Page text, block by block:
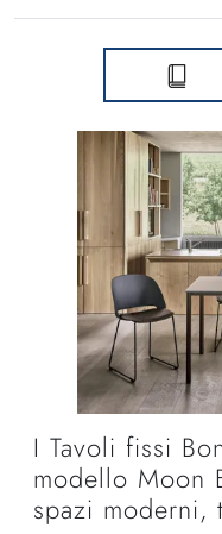
I Tavoli fissi
modello Moon
spazi moderni,